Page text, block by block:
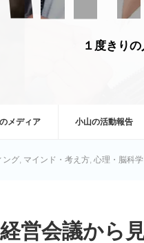
１度きり
メディア 小山の活動報告
ング, マインド・考え方, 心理・脳科学
営会議から